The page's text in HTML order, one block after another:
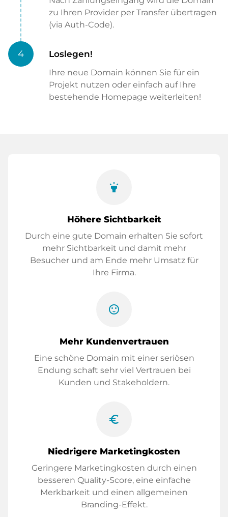
zu Ihren Provider per Transfer übertragen
(via Auth-Code).
4 Loslegen!
Ihre neue Domain können Sie für ein
Projekt nutzen oder einfach auf Ihre
bestehende Homepage weiterleiten!
highlight
Höhere Sichtbarkeit
Durch eine gute Domain erhalten Sie sofort
mehr Sichtbarkeit und damit mehr
Besucher und am Ende mehr Umsatz für
Ihre Firma.
sentiment_satisfied
Mehr Kundenvertrauen
Eine schöne Domain mit einer seriösen
Endung schaft sehr viel Vertrauen bei
Kunden und Stakeholdern.
euro_symbol
Niedrigere Marketingkosten
Geringere Marketingkosten durch einen
besseren Quality-Score, eine einfache
Merkbarkeit und einen allgemeinen
Branding-Effekt.